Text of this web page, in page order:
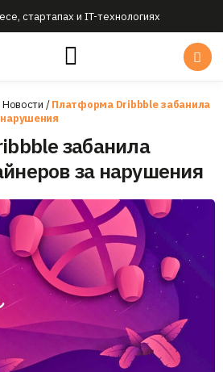
стартапах и IT-технологиях
Новости /Платформа Dribbble забанила
забанила
за нарушения